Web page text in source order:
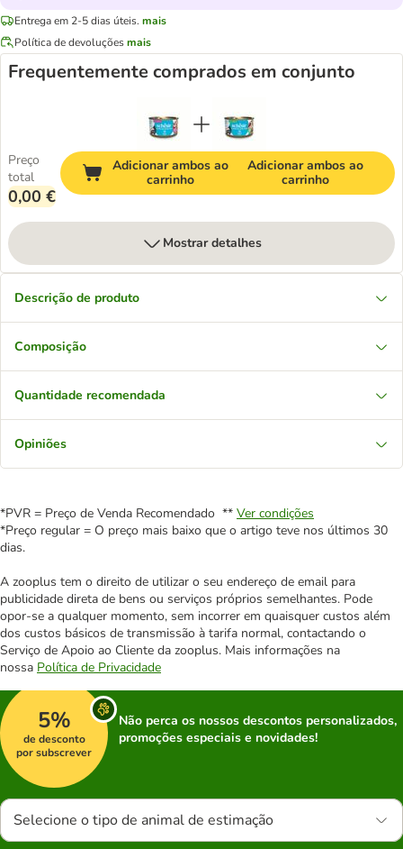
Entrega em 2-5 dias úteis. mais
Política de devoluçõesmais
Frequentemente comprados em conjunto
Preço
total
0,00 €
Adicionar ambos ao
carrinho
Adicionar ambos ao
carrinho
Mostrar detalhes
Descrição de produto
Composição
Quantidade recomendada
Opiniões
*PVR = Preço de Venda Recomendado ** Ver condições
*Preço regular = O preço mais baixo que o artigo teve nos últimos 30
dias.
A zooplus tem o direito de utilizar o seu endereço de email para
publicidade direta de bens ou serviços próprios semelhantes. Pode
opor-se a qualquer momento, sem incorrer em quaisquer custos além
dos custos básicos de transmissão à tarifa normal, contactando o
Serviço de Apoio ao Cliente da zooplus. Mais informações na
nossa Política de Privacidade
5%
de desconto
por subscrever
Não perca os nossos descontos personalizados,
promoções especiais e novidades!
Selecione o tipo de animal de estimação